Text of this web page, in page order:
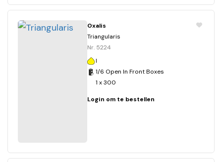
Oxalis
Triangularis
Nr. 5224
I
1/6 Open In Front Boxes
1 x 300
Login om te bestellen